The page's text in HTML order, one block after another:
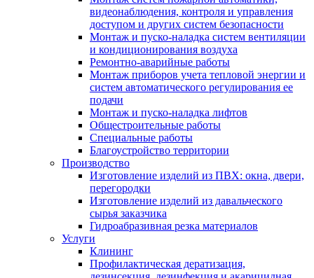
видеонаблюдения, контроля и управления
доступом и других систем безопасности
Монтаж и пуско-наладка систем вентиляции
и кондиционирования воздуха
Ремонтно-аварийные работы
Монтаж приборов учета тепловой энергии и
систем автоматического регулирования ее
подачи
Монтаж и пуско-наладка лифтов
Общестроительные работы
Специальные работы
Благоустройство территории
Производство
Изготовление изделий из ПВХ: окна, двери,
перегородки
Изготовление изделий из давальческого
сырья заказчика
Гидроабразивная резка материалов
Услуги
Клининг
Профилактическая дератизация,